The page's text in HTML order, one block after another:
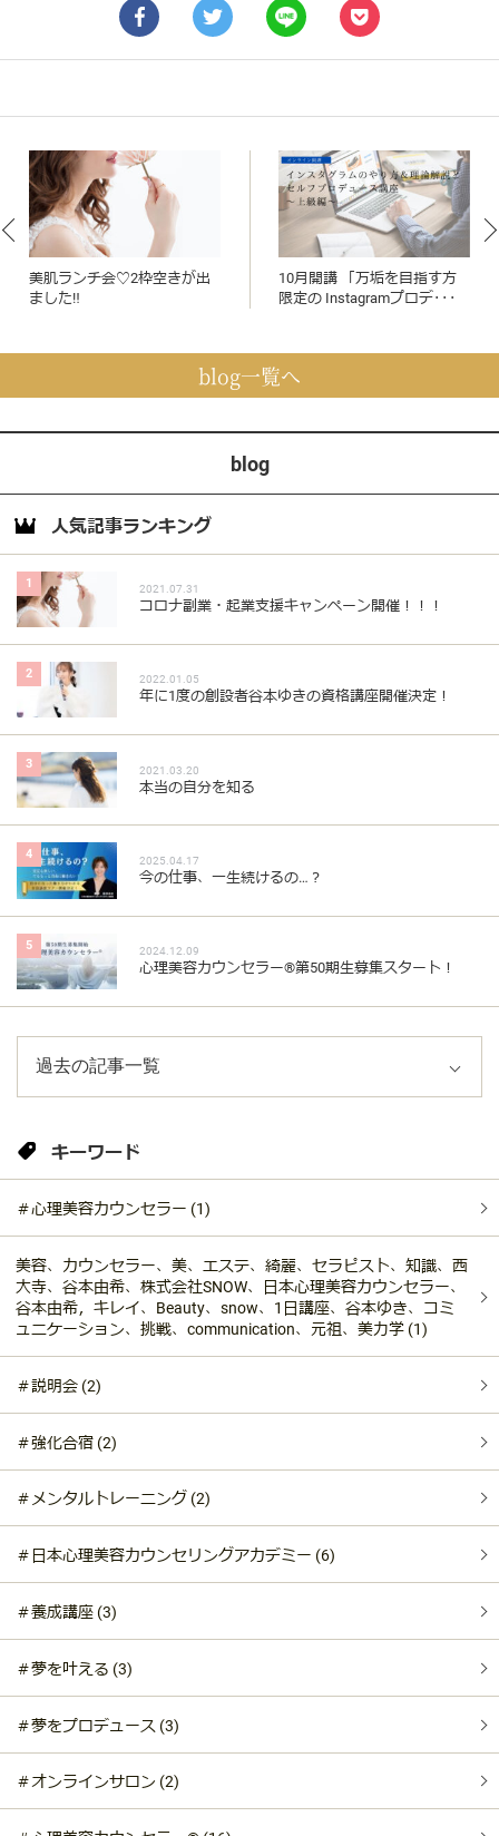
美肌ランチ会♡2枠空きが出
ました‼
10月開講 「万垢を目指す方
限定の Instagramプロデ･･･
blog一覧へ
blog
人気記事ランキング
1 2021.07.31
コロナ副業・起業支援キャンペーン開催！！！
2 2022.01.05
年に1度の創設者谷本ゆきの資格講座開催決定！
3 2021.03.20
本当の自分を知る
4 2025.04.17
今の仕事、一生続けるの…？
5 2024.12.09
心理美容カウンセラー®︎第50期生募集スタート！
キーワード
＃心理美容カウンセラー (1)
美容、カウンセラー、美、エステ、綺麗、セラピスト、知識、西
大寺、谷本由希、株式会社SNOW、日本心理美容カウンセラー、
谷本由希，キレイ、Beauty、snow、1日講座、谷本ゆき、コミ
ュニケーション、挑戦、communication、元祖、美力学 (1)
＃説明会 (2)
＃強化合宿 (2)
＃メンタルトレーニング (2)
＃日本心理美容カウンセリングアカデミー (6)
＃養成講座 (3)
＃夢を叶える (3)
＃夢をプロデュース (3)
＃オンラインサロン (2)